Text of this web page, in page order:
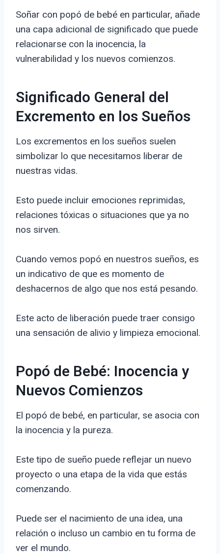
Soñar con popó de bebé en particular, añade
una capa adicional de significado que puede
relacionarse con la inocencia, la
vulnerabilidad y los nuevos comienzos.
Significado General del
Excremento en los Sueños
Los excrementos en los sueños suelen
simbolizar lo que necesitamos liberar de
nuestras vidas.
Esto puede incluir emociones reprimidas,
relaciones tóxicas o situaciones que ya no
nos sirven.
Cuando vemos popó en nuestros sueños, es
un indicativo de que es momento de
deshacernos de algo que nos está pesando.
Este acto de liberación puede traer consigo
una sensación de alivio y limpieza emocional.
Popó de Bebé: Inocencia y
Nuevos Comienzos
El popó de bebé, en particular, se asocia con
la inocencia y la pureza.
Este tipo de sueño puede reflejar un nuevo
proyecto o una etapa de la vida que estás
comenzando.
Puede ser el nacimiento de una idea, una
relación o incluso un cambio en tu forma de
ver el mundo.